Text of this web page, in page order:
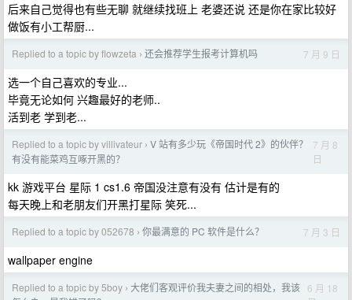
后来自己觉得也有些无聊 就继续找班上 老婆还说 还是你在家比较好
做饭有小工帮厨...
Replied to a topic by flowzeta › 还会推荐学生报考计算机吗 7 月 9 日
选一个自己喜欢的专业...
毕竟无论如何 兴趣最好的老师..
活到老 学到老...
Replied to a topic by villivateur › V 站有多少玩《帝国时代 2》的伙伴？
有没有能菜鸡互啄开黑的？
7 月 8
日
kk 游戏平台 星际 1 cs1.6 帝国没注意有没有 估计是有的
每天晚上和老朋友们开黑打星际 笑死...
Replied to a topic by 052678 › 你最满意的 PC 软件是什么？ 7 月 3 日
wallpaper engine
Replied to a topic by 5boy › 大佬们客观评价我夫妻之间的相处，我该 6 月 18